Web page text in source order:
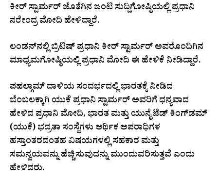
ಕೀರ್ ಸ್ಟಾರ್ಮರ್ ಜೊತೆಗಿನ ಜಂಟಿ ಸುದ್ದಿಗೋಷ್ಠಿಯಲ್ಲಿ ಪ್ರಧಾನಿ
ನರೇಂದ್ರ ಮೋದಿ ಹೇಳಿದ್ದಾರೆ.
ಲಂಡನ್‌ನಲ್ಲಿ ಬ್ರಿಟಿಷ್ ಪ್ರಧಾನಿ ಕೀರ್ ಸ್ಟಾರ್ಮರ್ ಅವರೊಂದಿಗಿನ
ಮಾಧ್ಯಮಗೋಷ್ಠಿಯಲ್ಲಿ ಪ್ರಧಾನಿ ಮೋದಿ ಈ ಹೇಳಿಕೆ ನೀಡಿದ್ದಾರೆ.
ಪಹಲ್ಗಾಮ್ ದಾಳಿಯ ಸಂದರ್ಭದಲ್ಲಿ ಭಾರತಕ್ಕೆ ನೀಡಿದ
ಬೆಂಬಲಕ್ಕಾಗಿ ಯುಕೆ ಪ್ರಧಾನಿ ಸ್ಟಾರ್ಮರ್ ಅವರಿಗೆ ಧನ್ಯವಾದ
ಹೇಳಿದ ಪ್ರಧಾನಿ ಮೋದಿ, ಭಾರತ ಮತ್ತು ಯುನೈಟೆಡ್ ಕಿಂಗ್‌ಡಮ್
(ಯುಕೆ) ಭದ್ರತಾ ಸಂಸ್ಥೆಗಳು ಆರ್ಥಿಕ ಅಪರಾಧಿಗಳ
ಹಸ್ತಾಂತರದಂತಹ ವಿಷಯಗಳಲ್ಲಿ ಸಹಕಾರ ಮತ್ತು
ಸಮನ್ವಯವನ್ನು ಹೆಚ್ಚಿಸುವುದನ್ನು ಮುಂದುವರಿಸುತ್ತವೆ ಎಂದು
ಹೇಳಿದರು.